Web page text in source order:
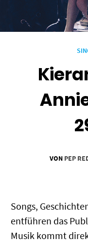
VON PEP
Songs,
entführen das
Musik kommt